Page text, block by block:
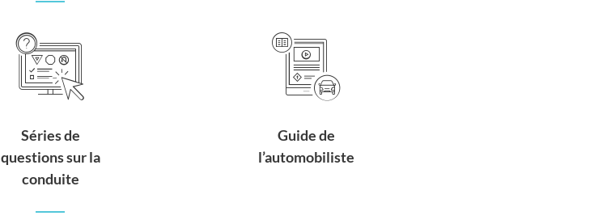
Séries de
questions sur la
conduite
Guide de
l’automobiliste